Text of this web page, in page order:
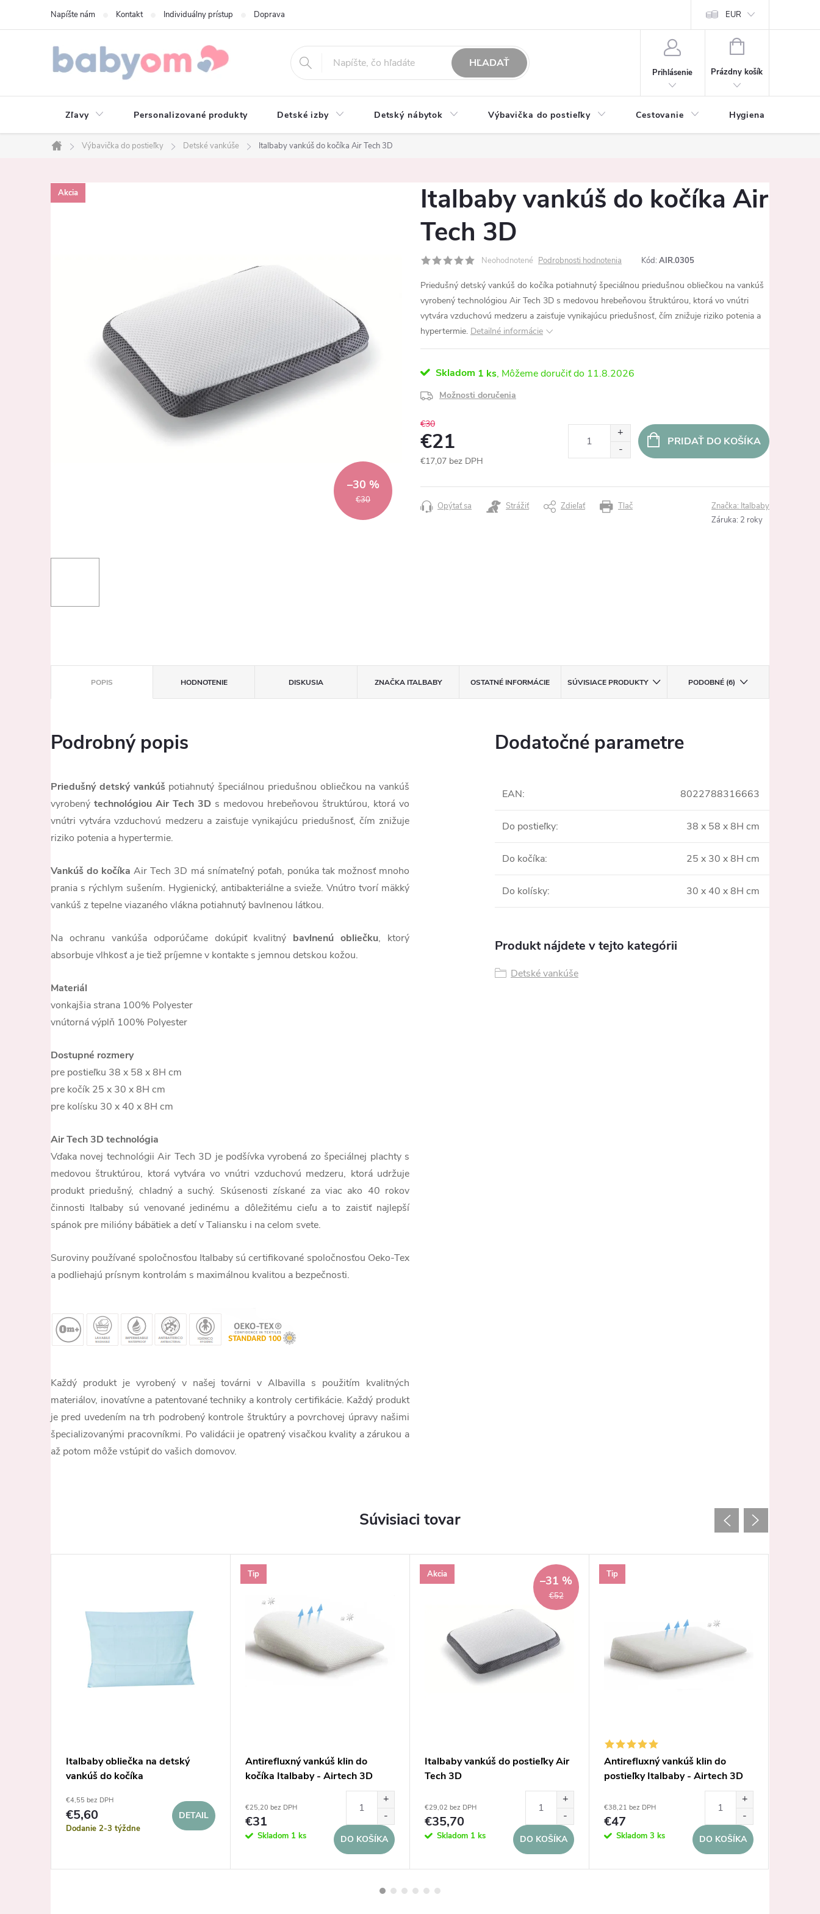
Napíšte nám Kontakt Individuálny prístup Doprava Vrátenie tovaru a reklamácia Ochrana osobných
EUR
HĽADAŤ
Prihlásenie
NÁKUPNÝ
Prázdny košík
Zľavy Personalizované produkty Detské izby Detský nábytok Výbavička do postieľky Cestovanie Hygiena
Domov
Výbavička do postieľky Detské vankúše Italbaby vankúš do kočíka Air Tech 3D
Akcia
€30
–30 %
Italbaby vankúš do kočíka Air
Tech 3D
Neohodnotené Podrobnosti hodnotenia Kód: AIR.0305
Priedušný detský vankúš do kočíka potiahnutý špeciálnou priedušnou obliečkou na vankúš
vyrobený technológiou Air Tech 3D s medovou hrebeňovou štruktúrou, ktorá vo vnútri
vytvára vzduchovú medzeru a zaisťuje vynikajúcu priedušnosť, čím znižuje riziko potenia a
hypertermie. Detailné informácie
Skladom 1 ks 11.8.2026
Možnosti doručenia
€30
€21
€17,07 bez DPH
cena:
PRIDAŤ DO KOŠÍKA
Tlač
Opýtať sa Strážiť Zdieľať Značka: Italbaby
Záruka: 2 roky
POPIS HODNOTENIE DISKUSIA ZNAČKAITALBABY OSTATNÉ INFORMÁCIE SÚVISIACE PRODUKTY PODOBNÉ (6)
Podrobný popis
Priedušný detský vankúš potiahnutý špeciálnou priedušnou obliečkou na vankúš
vyrobený technológiou Air Tech 3D s medovou hrebeňovou štruktúrou, ktorá vo
vnútri vytvára vzduchovú medzeru a zaisťuje vynikajúcu priedušnosť, čím znižuje
riziko potenia a hypertermie.
Vankúš do kočíka Air Tech 3D má snímateľný poťah, ponúka tak možnosť mnoho
prania s rýchlym sušením. Hygienický, antibakteriálne a svieže. Vnútro tvorí mäkký
vankúš z tepelne viazaného vlákna potiahnutý bavlnenou látkou.
Na ochranu vankúša odporúčame dokúpiť kvalitný bavlnenú obliečku, ktorý
absorbuje vlhkosť a je tiež príjemne v kontakte s jemnou detskou kožou.
Materiál
vonkajšia strana 100% Polyester
vnútorná výplň 100% Polyester
Dostupné rozmery
pre postieľku 38 x 58 x 8H cm
pre kočík 25 x 30 x 8H cm
pre kolísku 30 x 40 x 8H cm
Air Tech 3D technológia
Vďaka novej technológii Air Tech 3D je podšívka vyrobená zo špeciálnej plachty s
medovou štruktúrou, ktorá vytvára vo vnútri vzduchovú medzeru, ktorá udržuje
produkt priedušný, chladný a suchý. Skúsenosti získané za viac ako 40 rokov
činnosti Italbaby sú venované jedinému a dôležitému cieľu a to zaistiť najlepší
spánok pre milióny bábätiek a detí v Taliansku i na celom svete.
Suroviny používané spoločnosťou Italbaby sú certifikované spoločnosťou Oeko-Tex
a podliehajú prísnym kontrolám s maximálnou kvalitou a bezpečnosti.
Každý produkt je vyrobený v našej továrni v Albavilla s použitím kvalitných
materiálov, inovatívne a patentované techniky a kontroly certifikácie. Každý produkt
je pred uvedením na trh podrobený kontrole štruktúry a povrchovej úpravy našimi
špecializovanými pracovníkmi. Po validácii je opatrený visačkou kvality a zárukou a
až potom môže vstúpiť do vašich domovov.
Dodatočné parametre
EAN: 8022788316663
Do postieľky: 38 x 58 x 8H cm
Do kočíka: 25 x 30 x 8H cm
Do kolísky: 30 x 40 x 8H cm
Produkt nájdete v tejto kategórii
Detské vankúše
Súvisiaci tovar
Italbaby obliečka na detský
vankúš do kočíka
€4,55 bez DPH
€5,60
Dodanie 2-3 týždne
DETAIL
Tip
Antirefluxný vankúš klin do
kočíka Italbaby - Airtech 3D
€25,20 bez DPH
€31
Skladom 1 ks DO KOŠÍKA
Akcia
€52
–31 %
Italbaby vankúš do postieľky Air
Tech 3D
€29,02 bez DPH
€35,70
Skladom 1 ks DO KOŠÍKA
Tip
Antirefluxný vankúš klin do
postieľky Italbaby - Airtech 3D
€38,21 bez DPH
€47
Skladom 3 ks DO KOŠÍKA